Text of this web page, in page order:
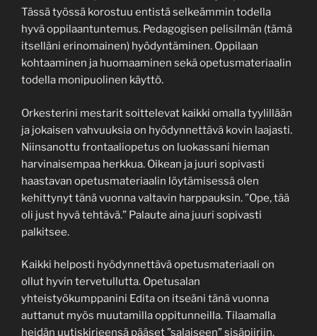
Tässä työssä korostuu entistä selkeämmin todella
hyvä oppilaantuntemus. Pedagogisen pelisilmän (tämä
itselläni erinomainen) hyödyntäminen. Oppilaan
kohtaaminen ja huomaaminen sekä opetusmateriaalin
todella monipuolinen käyttö.
Orkesterini mestarit soittelevat kaikki omalla tyylillään
ja jokaisen vahvuuksia on hyödynnettävä kovin laajasti.
Niinsanottu frontaaliopetus on luokassani hieman
harvinaisempaa herkkua. Oikean ja juuri sopivasti
haastavan opetusmateriaalin löytämisessä olen
kehittynyt tänä vuonna valtavin harppauksin. ”Ope, tää
oli just hyvä tehtävä.” Palaute aina juuri sopivasti
palkitsee.
Kaikki helposti hyödynnettävä opetusmateriaali on
ollut hyvin tervetullutta. Opetusalan
yhteistyökumppanini Edita on itseäni tänä vuonna
auttanut myös muutamilla oppitunneilla. Tilaamalla
heidän uutiskirjeensä pääset ”salaiseen” sisäpiiriin.